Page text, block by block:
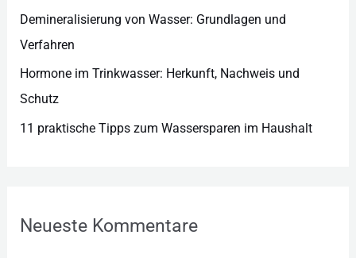
Demineralisierung von Wasser: Grundlagen und
Verfahren
Hormone im Trinkwasser: Herkunft, Nachweis und
Schutz
11 praktische Tipps zum Wassersparen im Haushalt
Neueste Kommentare